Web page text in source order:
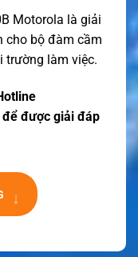
Motorola là giải
cho bộ đàm cầm
trường làm việc.
để được giải đáp
↓